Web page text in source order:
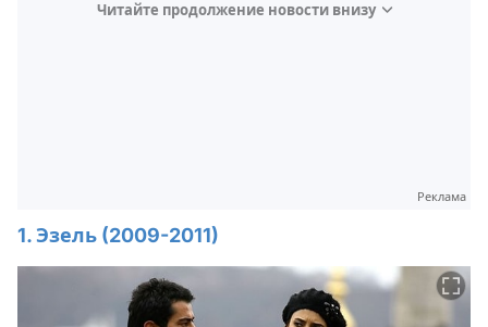
Читайте продолжение новости внизу
Реклама
1. Эзель (2009-2011)